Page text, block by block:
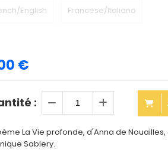
English Francese/Italiano
€
:
La Vie profonde, d'Anna de
Sablery.